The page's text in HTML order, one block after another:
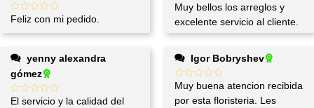
Feliz con mi pedido.
Muy bellos los arreglos y
excelente servicio al cliente.
gómez
El servicio y la calidad del
Igor Bobryshev
Muy buena atencion recibida
por esta floristeria. Les